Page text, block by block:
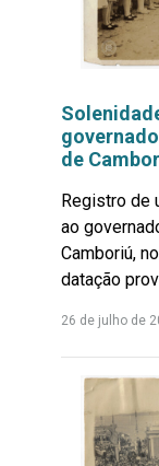
de
Registro de
ao
Camboriú,
datação
26 de julho de